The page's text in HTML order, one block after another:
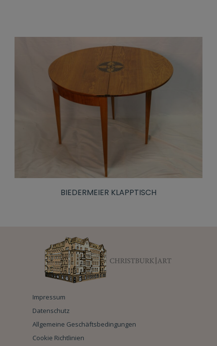
BIEDERMEIER KLAPPTISCH
Impressum
Datenschutz
Allgemeine Geschäftsbedingungen
Cookie Richtlinien